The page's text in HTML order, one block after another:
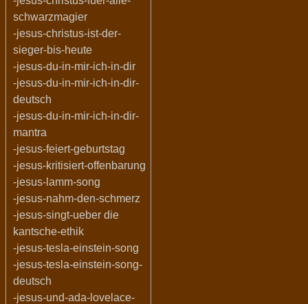
schwarzmagier
-jesus-christus-ist-der-
sieger-bis-heute
-jesus-du-in-mir-ich-in-dir
-jesus-du-in-mir-ich-in-dir-
deutsch
-jesus-du-in-mir-ich-in-dir-
mantra
-jesus-feiert-geburtstag
-jesus-kritisiert-offenbarung
-jesus-lamm-song
-jesus-nahm-den-schmerz
-jesus-singt-ueber die
kantsche-ethik
-jesus-tesla-einstein-song
-jesus-tesla-einstein-song-
deutsch
-jesus-und-ada-lovelace-